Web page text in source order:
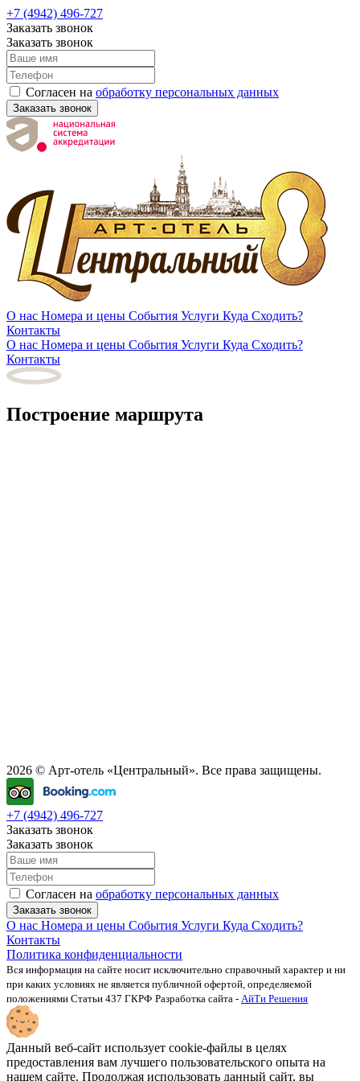
+7 (4942) 496-727
Заказать звонок
Заказать звонок
Согласен на обработку персональных данных
Заказать звонок
О нас Номера и цены События Услуги Куда Сходить?
Контакты
О нас Номера и цены События Услуги Куда Сходить?
Контакты
Построение маршрута
2026 © Арт-отель «Центральный». Все права защищены.
+7 (4942) 496-727
Заказать звонок
Заказать звонок
Согласен на обработку персональных данных
Заказать звонок
О нас Номера и цены События Услуги Куда Сходить?
Контакты
Политика конфиденциальности
Вся информация на сайте носит исключительно справочный характер и ни
при каких условиях не является публичной офертой, определяемой
положениями Статьи 437 ГКРФ Разработка сайта - АйТи Решения
Данный веб-сайт использует cookie-файлы в целях
предоставления вам лучшего пользовательского опыта на
нашем сайте. Продолжая использовать данный сайт, вы